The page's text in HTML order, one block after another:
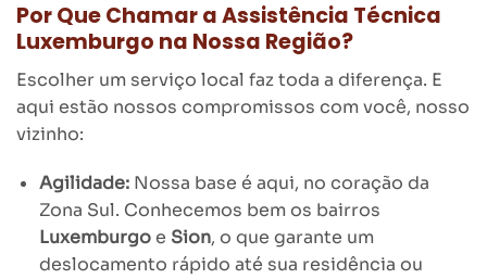
Por Que Chamar a Assistência Técnica
Luxemburgo na Nossa Região?
Escolher um serviço local faz toda a diferença. E
aqui estão nossos compromissos com você, nosso
vizinho:
Agilidade:Nossa base é aqui, no coração da
Zona Sul. Conhecemos bem os bairros
Luxemburgoe Sion, o que garante um
deslocamento rápido até sua residência ou